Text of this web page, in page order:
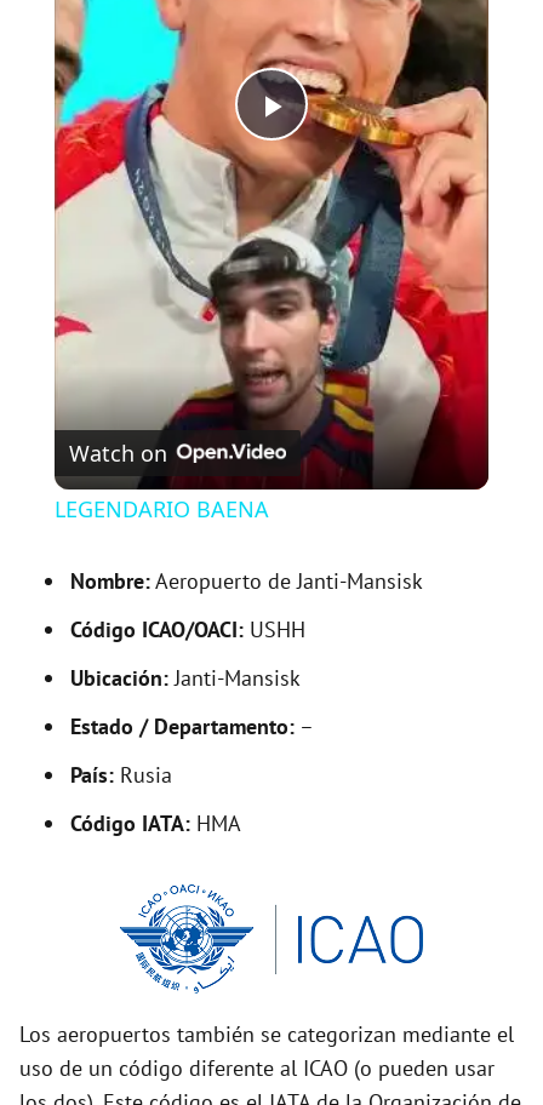
P
l
a
y
V
d
e
o
Watch on
LEGENDARIO BAENA
Nombre:Aeropuerto de Janti-Mansisk
Código ICAO/OACI: USHH
Ubicación:Janti-Mansisk
Estado / Departamento: –
País: Rusia
Código IATA: HMA
Los aeropuertos también se categorizan mediante el
uso de un código diferente al ICAO (o pueden usar